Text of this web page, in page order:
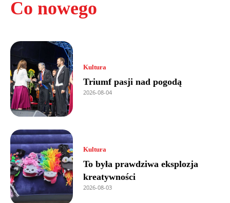
Co nowego
Kultura
Triumf pasji nad pogodą
2026-08-04
Kultura
To była prawdziwa eksplozja
kreatywności
2026-08-03